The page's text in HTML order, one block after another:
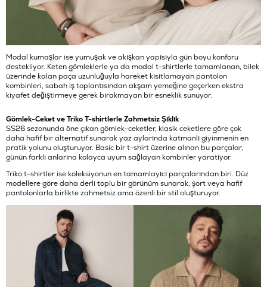
Modal kumaşlar ise yumuşak ve akışkan yapısıyla gün boyu konforu
destekliyor. Keten gömleklerle ya da modal t-shirtlerle tamamlanan, bilek
üzerinde kalan paça uzunluğuyla hareket kısıtlamayan pantolon
kombinleri, sabah iş toplantısından akşam yemeğine geçerken ekstra
kıyafet değiştirmeye gerek bırakmayan bir esneklik sunuyor.
Gömlek-Ceket ve Triko T-shirtlerle Zahmetsiz Şıklık
SS26 sezonunda öne çıkan gömlek-ceketler, klasik ceketlere göre çok
daha hafif bir alternatif sunarak yaz aylarında katmanlı giyinmenin en
pratik yolunu oluşturuyor. Basic bir t-shirt üzerine alınan bu parçalar,
günün farklı anlarına kolayca uyum sağlayan kombinler yaratıyor.
Triko t-shirtler ise koleksiyonun en tamamlayıcı parçalarından biri. Düz
modellere göre daha derli toplu bir görünüm sunarak, şort veya hafif
pantolonlarla birlikte zahmetsiz ama özenli bir stil oluşturuyor.